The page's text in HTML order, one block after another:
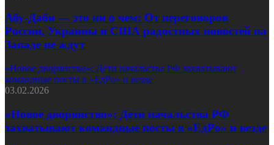
Абу-Даби — это ни о чем: От переговоров
России, Украины и США радостных новостей на
Западе не ждут
«Новое дворянство»: Дети начальства РФ захватывают
командные посты в «ЕдРо» и везде
03.02.2026
«Новое дворянство»: Дети начальства РФ
захватывают командные посты в «ЕдРо» и везде